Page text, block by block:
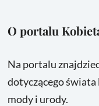
O portalu
Na portalu
dotyczącego
mody i urody.